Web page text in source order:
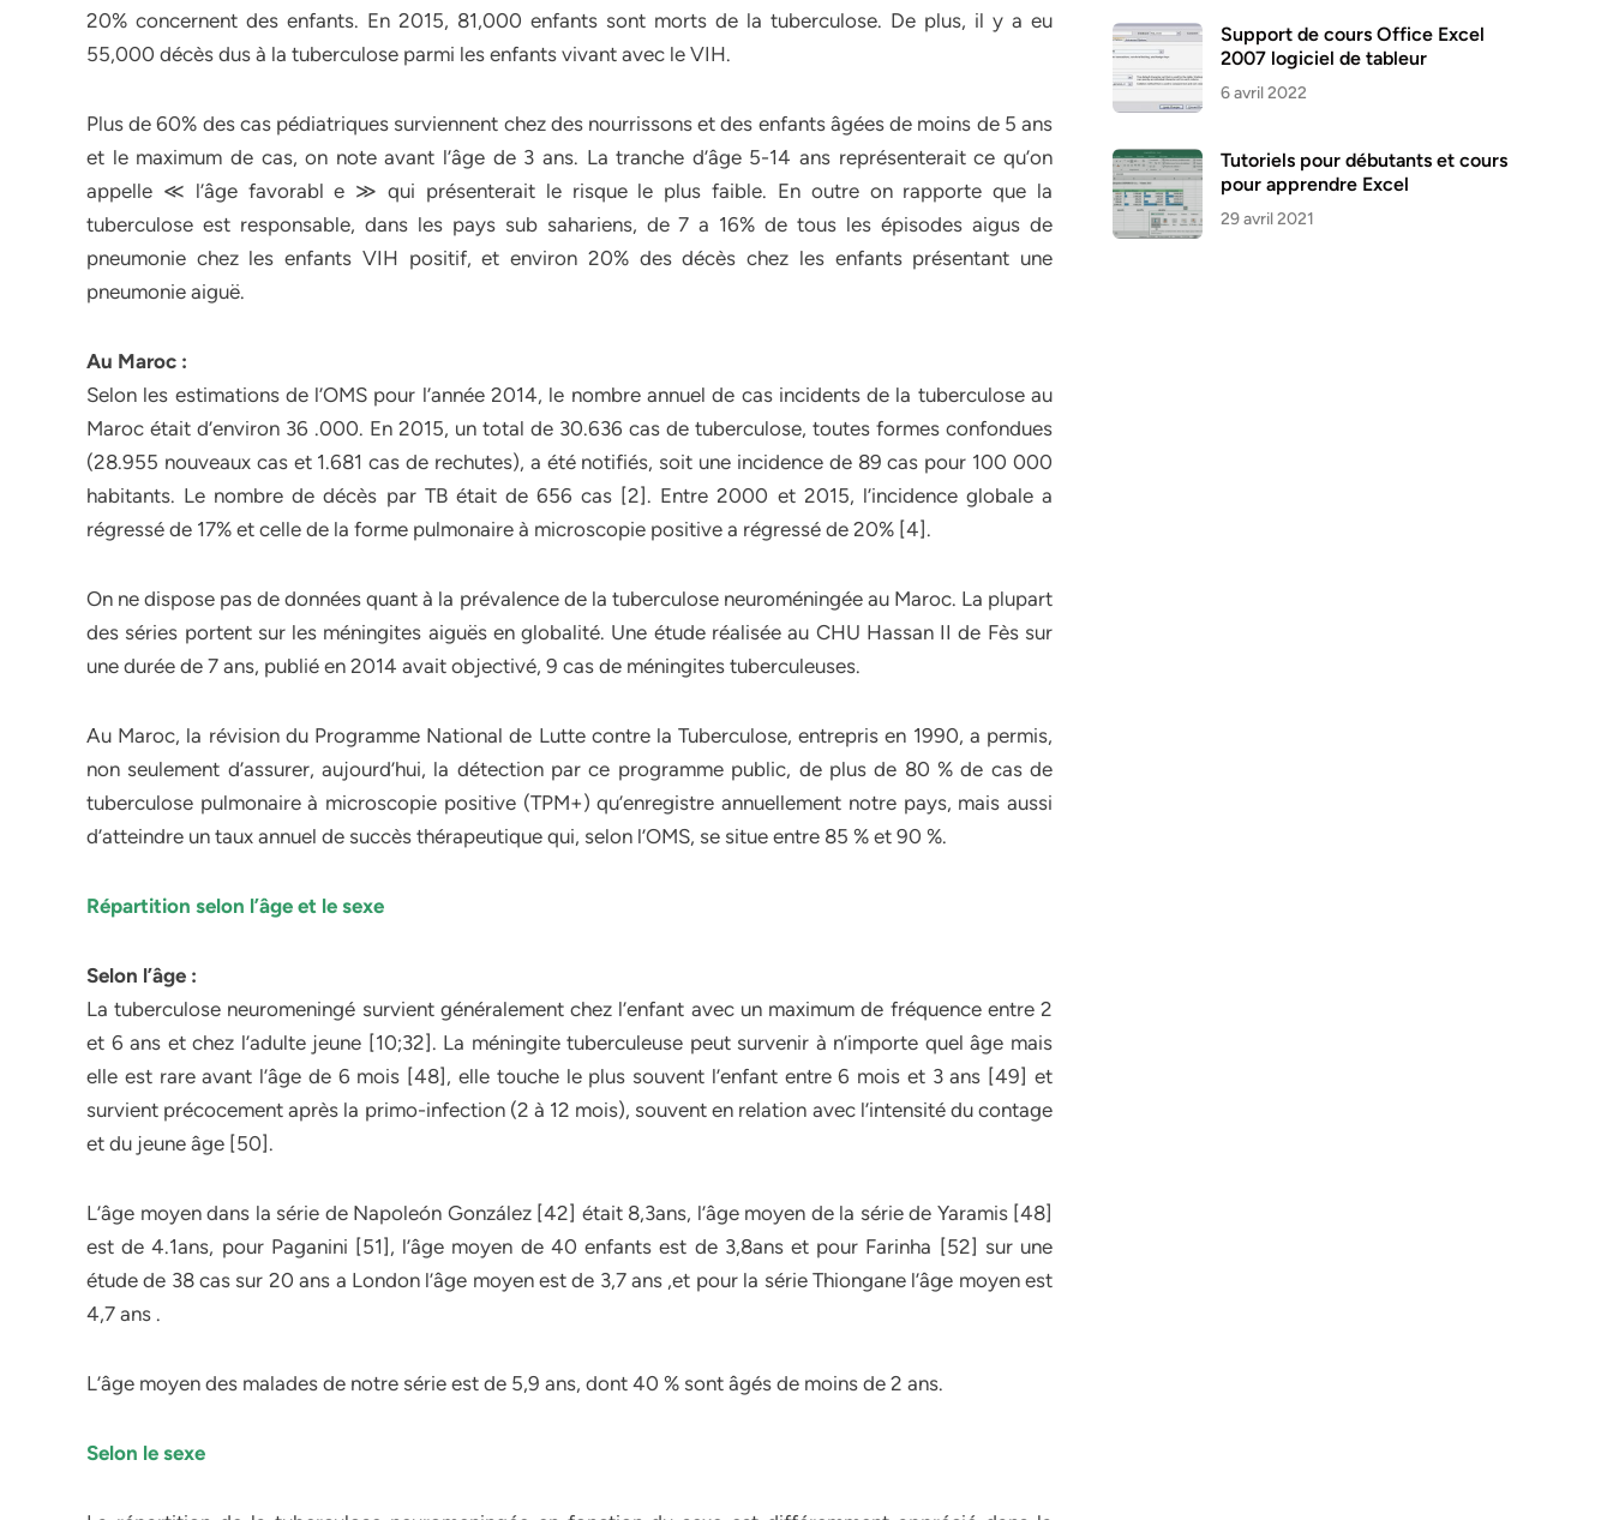
20% concernent des enfants. En 2015, 81,000 enfants sont morts de la tuberculose. De plus, il y a eu
55,000 décès dus à la tuberculose parmi les enfants vivant avec le VIH.
Plus de 60% des cas pédiatriques surviennent chez des nourrissons et des enfants âgées de moins de 5 ans
et le maximum de cas, on note avant l’âge de 3 ans. La tranche d’âge 5-14 ans représenterait ce qu’on
appelle ≪ l’âge favorabl e ≫ qui présenterait le risque le plus faible. En outre on rapporte que la
tuberculose est responsable, dans les pays sub sahariens, de 7 a 16% de tous les épisodes aigus de
pneumonie chez les enfants VIH positif, et environ 20% des décès chez les enfants présentant une
pneumonie aiguë.
Au Maroc :
Selon les estimations de l’OMS pour l’année 2014, le nombre annuel de cas incidents de la tuberculose au
Maroc était d’environ 36 .000. En 2015, un total de 30.636 cas de tuberculose, toutes formes confondues
(28.955 nouveaux cas et 1.681 cas de rechutes), a été notifiés, soit une incidence de 89 cas pour 100 000
habitants. Le nombre de décès par TB était de 656 cas [2]. Entre 2000 et 2015, l’incidence globale a
régressé de 17% et celle de la forme pulmonaire à microscopie positive a régressé de 20% [4].
On ne dispose pas de données quant à la prévalence de la tuberculose neuroméningée au Maroc. La plupart
des séries portent sur les méningites aiguës en globalité. Une étude réalisée au CHU Hassan II de Fès sur
une durée de 7 ans, publié en 2014 avait objectivé, 9 cas de méningites tuberculeuses.
Au Maroc, la révision du Programme National de Lutte contre la Tuberculose, entrepris en 1990, a permis,
non seulement d’assurer, aujourd’hui, la détection par ce programme public, de plus de 80 % de cas de
tuberculose pulmonaire à microscopie positive (TPM+) qu’enregistre annuellement notre pays, mais aussi
d’atteindre un taux annuel de succès thérapeutique qui, selon l’OMS, se situe entre 85 % et 90 %.
Répartition selon l’âge et le sexe
Selon l’âge :
La tuberculose neuromeningé survient généralement chez l’enfant avec un maximum de fréquence entre 2
et 6 ans et chez l’adulte jeune [10;32]. La méningite tuberculeuse peut survenir à n’importe quel âge mais
elle est rare avant l’âge de 6 mois [48], elle touche le plus souvent l’enfant entre 6 mois et 3 ans [49] et
survient précocement après la primo-infection (2 à 12 mois), souvent en relation avec l’intensité du contage
et du jeune âge [50].
L’âge moyen dans la série de Napoleón González [42] était 8,3ans, l’âge moyen de la série de Yaramis [48]
est de 4.1ans, pour Paganini [51], l’âge moyen de 40 enfants est de 3,8ans et pour Farinha [52] sur une
étude de 38 cas sur 20 ans a London l’âge moyen est de 3,7 ans ,et pour la série Thiongane l’âge moyen est
4,7 ans .
L’âge moyen des malades de notre série est de 5,9 ans, dont 40 % sont âgés de moins de 2 ans.
Selon le sexe
Support de cours Office Excel
2007 logiciel de tableur
6 avril 2022
Tutoriels pour débutants et cours
pour apprendre Excel
29 avril 2021